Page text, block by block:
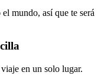
mundo, así que te será
en un solo lugar.